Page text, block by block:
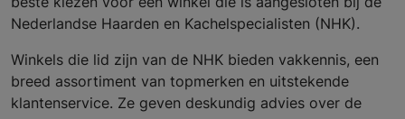
Nederlandse Haarden en Kachelspecialisten (NHK).
Winkels die lid zijn van de NHK bieden vakkennis, een
breed assortiment van topmerken en uitstekende
klantenservice. Ze geven deskundig advies over de